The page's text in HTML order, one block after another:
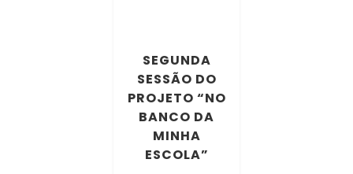
SEGUNDA
SESSÃO DO
PROJETO “NO
BANCO DA
MINHA
ESCOLA”